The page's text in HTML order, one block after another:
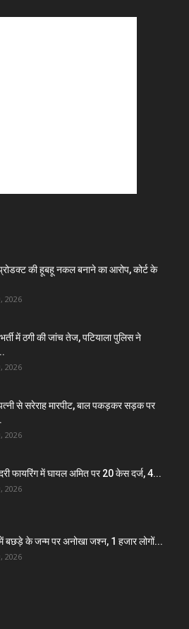
की हूबहू नकल बनाने का आरोप, कोर्ट के
2026
में ठगी की जांच तेज, पटियाला पुलिस ने
2026
से सरेराह मारपीट, बाल पकड़कर सड़क पर
2026
फायरिंग में घायल अमित पर 20 केस दर्ज, 4...
2026
में बछड़े के जन्म पर अनोखा जश्न, 1 हजार लोगों...
2026